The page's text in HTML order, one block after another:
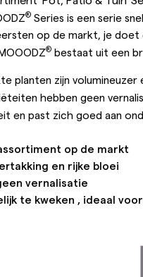
® Series is een serie
op de markt, je
® bestaat uit een
planten zijn volumineuzer
hebben geen
en past zich goed aan
op de markt
en rijke bloei
vernalisatie
te kweken , ideaal